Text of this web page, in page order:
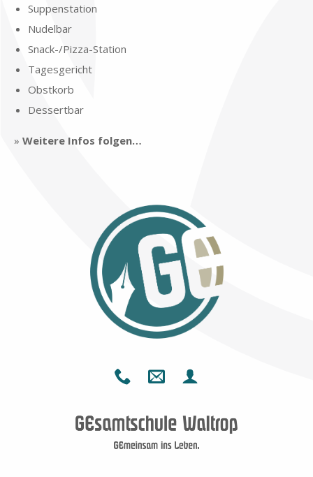
Sup­pen­sta­ti­on
Nu­del­bar
Snack-/Piz­za-Sta­ti­on
Ta­ges­ge­richt
Obst­korb
Des­sert­bar
» Wei­te­re In­fos fol­gen…